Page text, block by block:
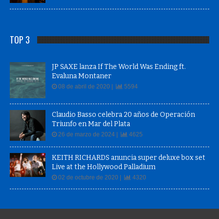
TOP 3
JP SAXE lanza If The World Was Ending ft.
Evaluna Montaner
08 de abril de 2020 | 5594
Claudio Basso celebra 20 años de Operación
Triunfo en Mar del Plata
26 de marzo de 2024 | 4625
KEITH RICHARDS anuncia super deluxe box set
Live at the Hollywood Palladium
02 de octubre de 2020 | 4320